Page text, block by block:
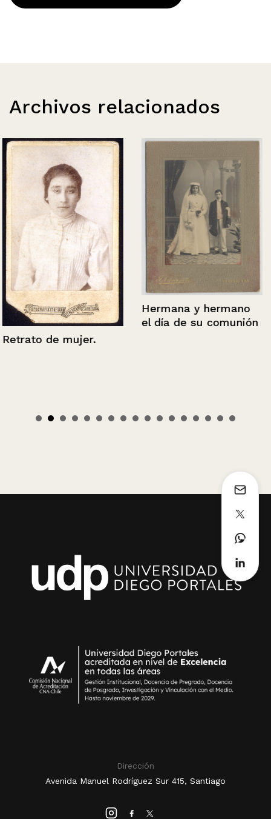
Archivos relacionados
Retrato de mujer.
Hermana y hermano
el día de su comunión
Dirección
Avenida Manuel Rodríguez Sur 415, Santiago